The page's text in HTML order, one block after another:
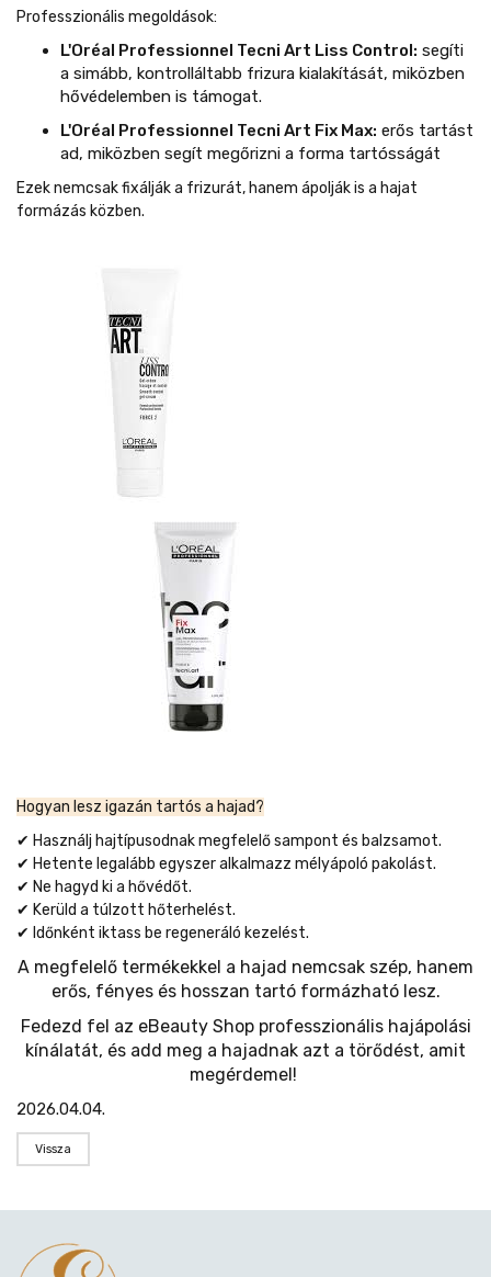
Professzionális megoldások:
L'Oréal Professionnel Tecni Art Liss Control: segíti
a simább, kontrolláltabb frizura kialakítását, miközben
hővédelemben is támogat.
L'Oréal Professionnel Tecni Art Fix Max: erős tartást
ad, miközben segít megőrizni a forma tartósságát
Ezek nemcsak fixálják a frizurát, hanem ápolják is a hajat
formázás közben.
Hogyan lesz igazán tartós a hajad?
✔ Használj hajtípusodnak megfelelő sampont és balzsamot.
✔ Hetente legalább egyszer alkalmazz mélyápoló pakolást.
✔ Ne hagyd ki a hővédőt.
✔ Kerüld a túlzott hőterhelést.
✔ Időnként iktass be regeneráló kezelést.
A megfelelő termékekkel a hajad nemcsak szép, hanem
erős, fényes és hosszan tartó formázható lesz.
Fedezd fel az eBeauty Shop professzionális hajápolási
kínálatát, és add meg a hajadnak azt a törődést, amit
megérdemel!
2026.04.04.
Vissza